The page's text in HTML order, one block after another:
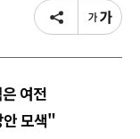
여전
안 모색"